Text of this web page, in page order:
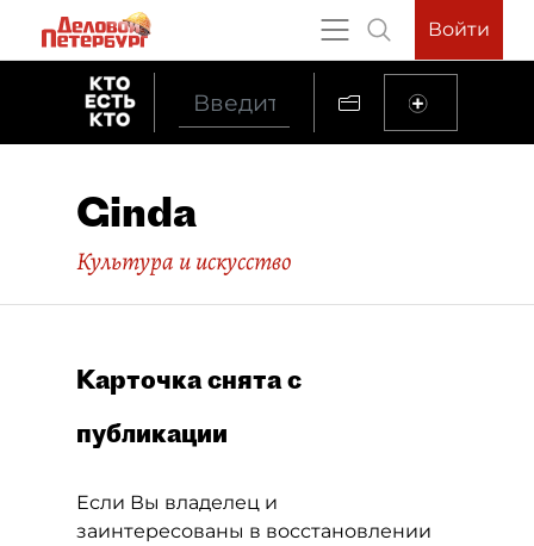
Войти
Ginda
Культура и искусство
Карточка снята с
публикации
Если Вы владелец и
заинтересованы в восстановлении